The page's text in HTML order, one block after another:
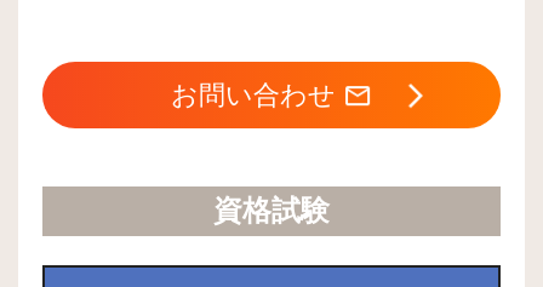
お問い合わせ
資格試験